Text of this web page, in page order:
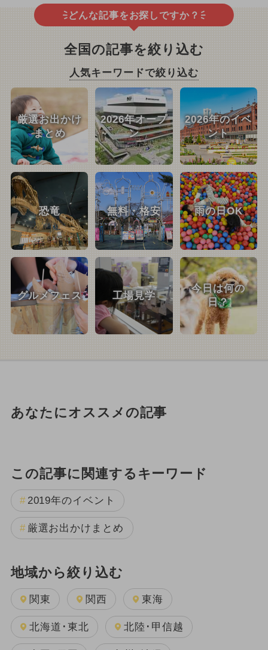
どんな記事をお探しですか？
全国の記事を絞り込む
人気キーワードで絞り込む
厳選お出かけ
まとめ
2026年オープ
ン
2026年のイベ
ント
恐竜 無料・格安 雨の日OK
グルメフェス 工場見学
今日は何の
日？
あなたにオススメの記事
この記事に関連するキーワード
2019年のイベント
厳選お出かけまとめ
地域から絞り込む
関東 関西 東海
北海道･東北 北陸･甲信越